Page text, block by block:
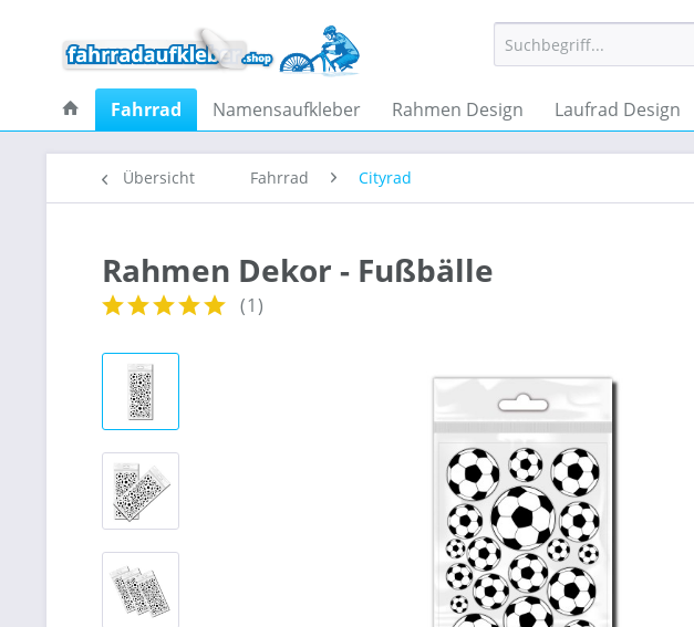
Fahrrad Namensaufkleber Rahmen Design Laufrad Design
Übersicht Fahrrad Cityrad
Rahmen Dekor - Fußbälle
(1)